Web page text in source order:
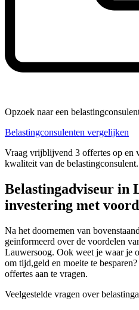
Opzoek naar een
Belastingconsulenten vergelijken
Vraag vrijblijvend 3 offertes op en
kwaliteit van de belastingconsulent.
Belastingadviseur in
investering met
Na het doornemen van
geïnformeerd over de voordelen
Lauwersoog. Ook weet je waar je
om tijd,geld en moeite te
offertes aan te vragen.
Veelgestelde vragen over